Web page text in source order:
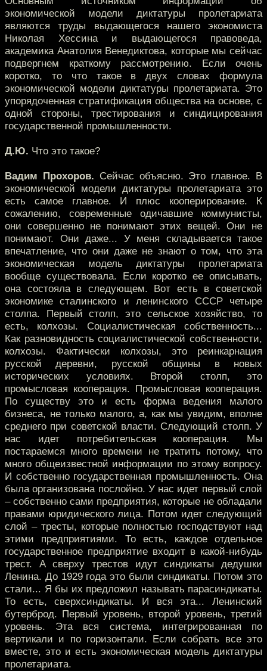
экономической модели диктатуры пролетариата
являются труды выдающегося нашего экономиста
Николая Хессина и выдающегося правоведа,
академика Анатолия Венедиктова, которые мы сейчас
подвергнем краткому рассмотрению. Если очень
коротко, то что такое в двух словах формула
экономической модели диктатуры пролетариата. Это
упорядоченная стратификация общества на основе, с
одной стороны, трестирования и синдицирования
государственной промышленности.
Д.Ю. Что это такое?
Вадим Прохоров. Сейчас объясню. Это главное. В
экономической модели диктатуры пролетариата это
есть самое главное. И плюс кооперирование. К
сожалению, современные одичавшие коммунисты,
они совершенно не понимают этих вещей. Они не
понимают. Они даже... У меня складывается такое
впечатление, что они даже не знают о том, что эта
экономическая модель диктатуры пролетариата
вообще существовала. Если коротко ее описывать,
она состояла в следующем. Вот есть в советской
экономике сталинского и ленинского СССР четыре
столпа. Первый столп, это сельское хозяйство, то
есть, колхозы. Социалистическая собственность...
Как разновидность социалистической собственности,
колхозы. Фактически колхозы, это реинкарнация
русской деревни, русской общины в новых
исторических условиях. Второй столп, это
промысловая кооперация. Промысловая кооперация.
По существу это и есть форма ведения малого
бизнеса, не только малого, а, как мы увидим, вполне
среднего при советской власти. Следующий столп. У
нас идет потребительская кооперация. Мы
постараемся много времени не тратить потому, что
много общеизвестной информации по этому вопросу.
И собственно государственная промышленность. Она
была организована послойно. У нас идет первый слой
– собственно сами предприятия, которые не обладали
правами юридического лица. Потом идет следующий
слой – тресты, которые полностью господствуют над
этими предприятиями. То есть, каждое отдельное
государственное предприятие входит в какой-нибудь
трест. А сверху трестов идут синдикаты дедушки
Ленина. До 1929 года это были синдикаты. Потом это
стали... Я бы их предложил называть парасиндикаты.
То есть, сверхсиндикаты. И вся эта... Ленинский
бутерброд. Первый уровень, второй уровень, третий
уровень. Эта вся система, интегрированная по
вертикали и по горизонтали. Если собрать все это
вместе, это и есть экономическая модель диктатуры
пролетариата.